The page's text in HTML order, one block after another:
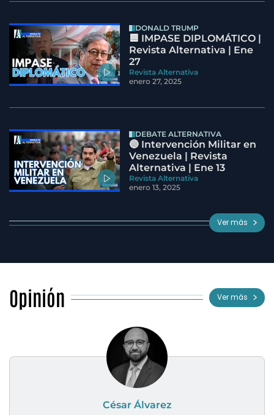
DONALD TRUMP
🟦 IMPASE DIPLOMÁTICO |
Revista Alternativa | Ene
27
Revista Alternativa
enero 27, 2025
DEBATE ALTERNATIVA
🔵 Intervención Militar en
Venezuela | Revista
Alternativa | Ene 13
Revista Alternativa
enero 13, 2025
Ver más
Opinión Ver más
César Álvarez